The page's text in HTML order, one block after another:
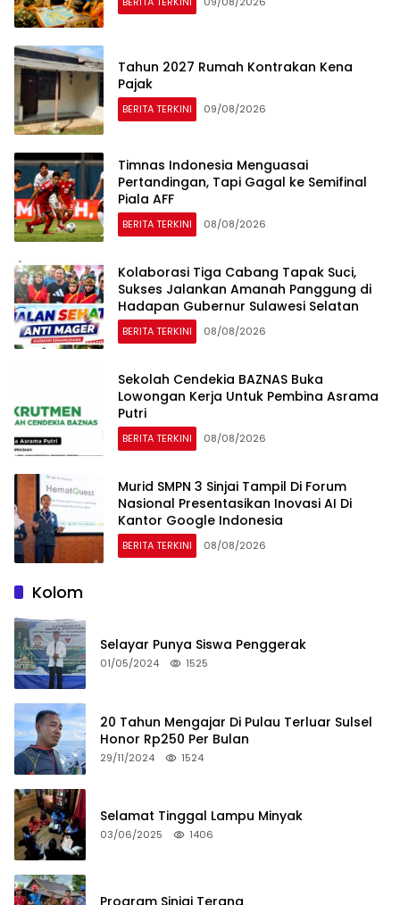
Tahun 2027 Rumah Kontrakan Kena
Pajak
BERITA TERKINI 09/08/2026
Timnas Indonesia Menguasai
Pertandingan, Tapi Gagal ke Semifinal
Piala AFF
BERITA TERKINI 08/08/2026
Kolaborasi Tiga Cabang Tapak Suci,
Sukses Jalankan Amanah Panggung di
Hadapan Gubernur Sulawesi Selatan
BERITA TERKINI 08/08/2026
Sekolah Cendekia BAZNAS Buka
Lowongan Kerja Untuk Pembina Asrama
Putri
BERITA TERKINI 08/08/2026
Murid SMPN 3 Sinjai Tampil Di Forum
Nasional Presentasikan Inovasi AI Di
Kantor Google Indonesia
BERITA TERKINI 08/08/2026
Kolom
Selayar Punya Siswa Penggerak
01/05/2024 1525
20 Tahun Mengajar Di Pulau Terluar Sulsel
Honor Rp250 Per Bulan
29/11/2024 1524
Selamat Tinggal Lampu Minyak
03/06/2025 1406